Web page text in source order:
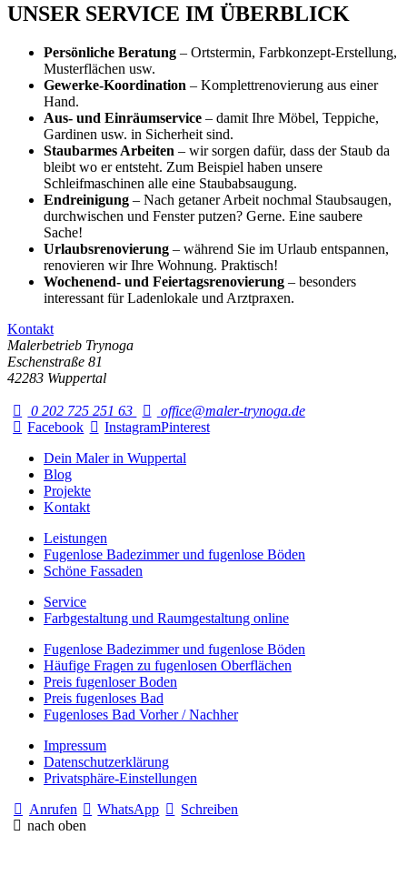
UNSER SERVICE IM ÜBERBLICK
Persönliche Beratung – Ortstermin, Farbkonzept-Erstellung,
Musterflächen usw.
Gewerke-Koordination – Komplettrenovierung aus einer
Hand.
Aus- und Einräumservice – damit Ihre Möbel, Teppiche,
Gardinen usw. in Sicherheit sind.
Staubarmes Arbeiten – wir sorgen dafür, dass der Staub da
bleibt wo er entsteht. Zum Beispiel haben unsere
Schleifmaschinen alle eine Staubabsaugung.
Endreinigung – Nach getaner Arbeit nochmal Staubsaugen,
durchwischen und Fenster putzen? Gerne. Eine saubere
Sache!
Urlaubsrenovierung – während Sie im Urlaub entspannen,
renovieren wir Ihre Wohnung. Praktisch!
Wochenend- und Feiertagsrenovierung – besonders
interessant für Ladenlokale und Arztpraxen.
Kontakt
Malerbetrieb Trynoga
Eschenstraße 81
42283 Wuppertal
0 202 725 251 63
office@maler-trynoga.de
Facebook
InstagramPinterest
Dein Maler in Wuppertal
Blog
Projekte
Kontakt
Leistungen
Fugenlose Badezimmer und fugenlose Böden
Schöne Fassaden
Service
Farbgestaltung und Raumgestaltung online
Fugenlose Badezimmer und fugenlose Böden
Häufige Fragen zu fugenlosen Oberflächen
Preis fugenloser Boden
Preis fugenloses Bad
Fugenloses Bad Vorher / Nachher
Impressum
Datenschutzerklärung
Privatsphäre-Einstellungen
Anrufen
WhatsApp
Schreiben
nach oben